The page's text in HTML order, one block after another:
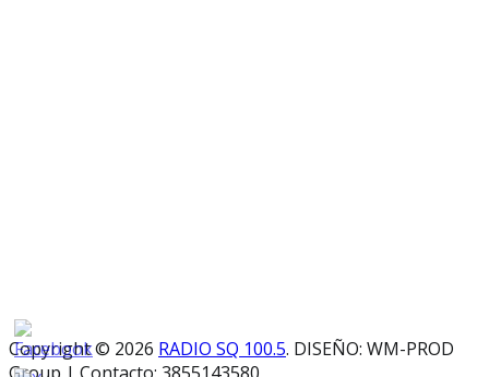
Copyright © 2026 RADIO SQ 100.5. DISEÑO: WM-PROD